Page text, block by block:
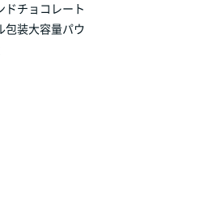
ドチョコレート
包装大容量パウ